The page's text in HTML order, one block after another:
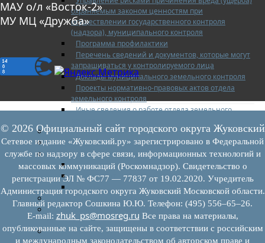
охраняемым законом ценностям при
осуществлении государственного контроля
(надзора), муниципального контроля
Программа профилактики
Перечень сведений и документов, которые могут
запрашиваться у контролируемого лица
Доклады муниципального земельного контроля
Проекты нормативно-правовых актов отдела
земельного контроля
Иные сведения о работе отдела земельного
Бюджет для граждан
Росреестр
Муниципальный финансовый контроль
Нормативные документы
План работ
Муниципальный жилищный контроль
Реестр земельных участков с неоформленными
объектами недвижимого имущества
Перечень объектов недвижимого имущества г.о.
МАУ о/л «Восток-2»
МУ МЦ «Дружба»
© 2026 Официальный сайт городского округа Жуковский
Сетевое издание «Жуковский.ру» зарегистрировано в Федеральной
службе по надзору в сфере связи, информационных технологий и
массовых коммуникаций (Роскомнадзор). Свидетельство о
регистрации ЭЛ № ФС77 — 77837 от 19.02.2020. Учредитель
Администрация городского округа Жуковский Московской области.
Главный редактор Сошкина Ю.Ю. Телефон: (495) 556–65–26.
E‑mail: zhuk_ps@mosreg.ru Все права на материалы,
опубликованные на сайте, защищены в соответствии с российским
и международным законодательством об авторском праве и